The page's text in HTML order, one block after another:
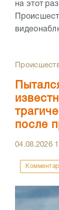
на этот
после
04.08.2026